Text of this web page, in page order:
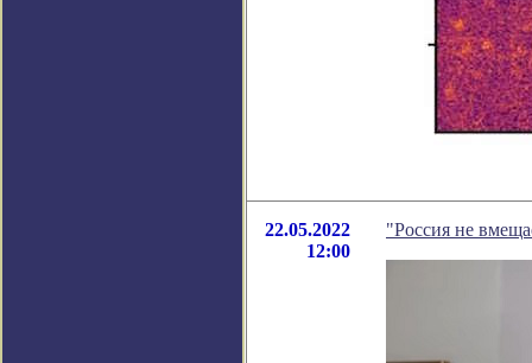
22.05.2022
12:00
"Россия не